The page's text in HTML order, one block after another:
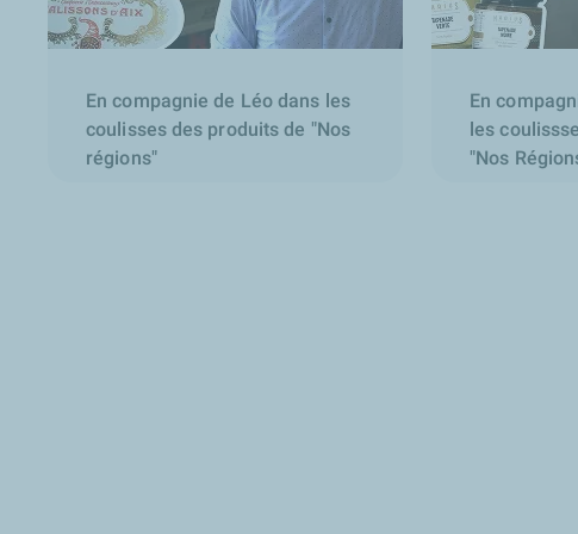
En compagnie de Léo dans les
coulisses des produits de "Nos
régions"
En
les
"Nos